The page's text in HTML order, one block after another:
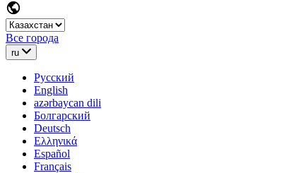
Все города
ru
Русский
English
azərbaycan dili
Болгарский
Deutsch
Ελληνικά
Español
Français